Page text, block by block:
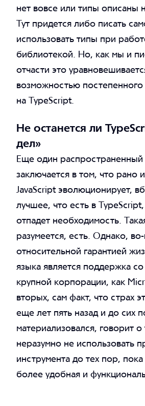
нет вовсе или типы описаны
Тут придется либо писать
использовать типы при
библиотекой. Но, как мы и
отчасти это
возможностью
на TypeScript.
Не останется ли
дел»
Еще один распространенный
заключается в том, что рано
JavaScript эволюционирует,
лучшее, что есть в
отпадет необходимость.
разумеется, есть. Однако,
относительной гарантией
языка является поддержка
крупной корпорации, как
вторых, сам факт, что страх
еще лет пять назад и до сих
материализовался, говорит о
неразумно не использовать
инструмента до тех пор,
более удобная и